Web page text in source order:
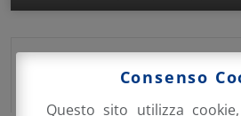
Pubblicato su:22
Rassegna Stampa
Consenso
Questo sito utilizza